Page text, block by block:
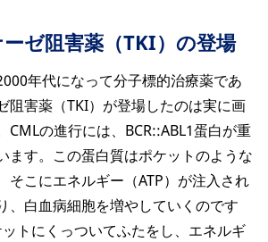
ゼ阻害薬（TKI）の登場
年代になって分子標的治療薬であ
阻害薬（TKI）が登場したのは実に画
CMLの進行には、BCR::ABL1蛋白が重
ます。この蛋白質はポケットのような
そこにエネルギー（ATP）が注入され
、白血病細胞を増やしていくのです
トにくっついてふたをし、エネルギ